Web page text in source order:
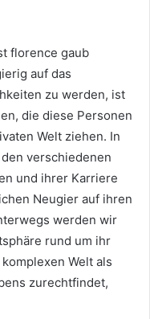
florence gaub
auf das
zu werden, ist
die diese Personen
Welt ziehen. In
verschiedenen
und ihrer Karriere
Neugier auf ihren
werden wir
rund um ihr
Welt als
zurechtfindet,